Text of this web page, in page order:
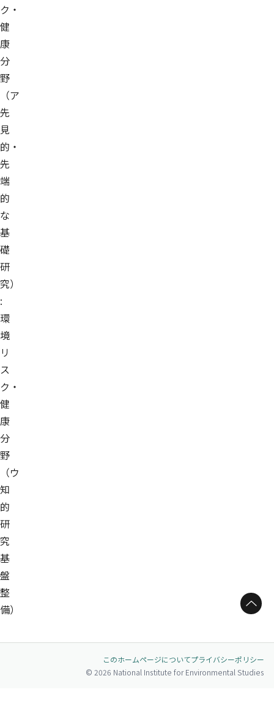
ク・
健
康
分
野
（ア
先
見
的・
先
端
的
な
基
礎
研
究）
:
環
境
リ
ス
ク・
健
康
分
野
（ウ
知
的
研
究
基
盤
整
備）
ページトップへ
このホームページについてプライバシーポリシー
© 2026 National Institute for Environmental Studies